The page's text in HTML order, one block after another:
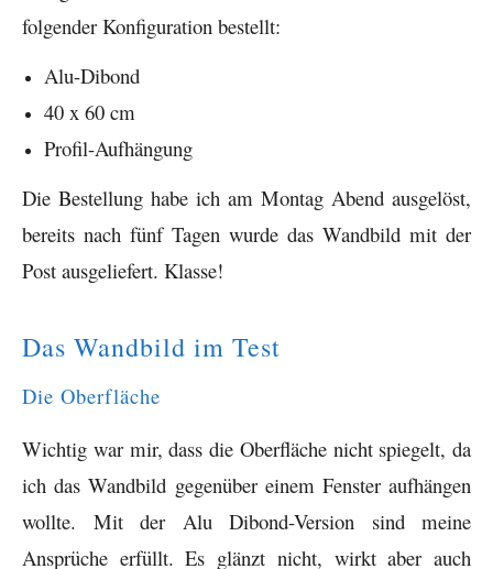
folgender Konfiguration bestellt:
Alu-Dibond
40 x 60 cm
Profil-Aufhängung
Die Bestellung habe ich am Montag Abend ausgelöst,
bereits nach fünf Tagen wurde das Wandbild mit der
Post ausgeliefert. Klasse!
Das Wandbild im Test
Die Oberfläche
Wichtig war mir, dass die Oberfläche nicht spiegelt, da
ich das Wandbild gegenüber einem Fenster aufhängen
wollte. Mit der Alu Dibond-Version sind meine
Ansprüche erfüllt. Es glänzt nicht, wirkt aber auch